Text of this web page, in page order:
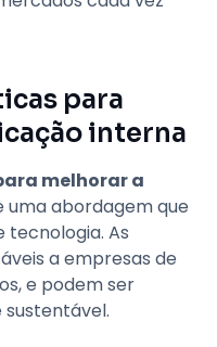
para
interna
melhorar a
uma abordagem que
tecnologia. As
a empresas de
e podem ser